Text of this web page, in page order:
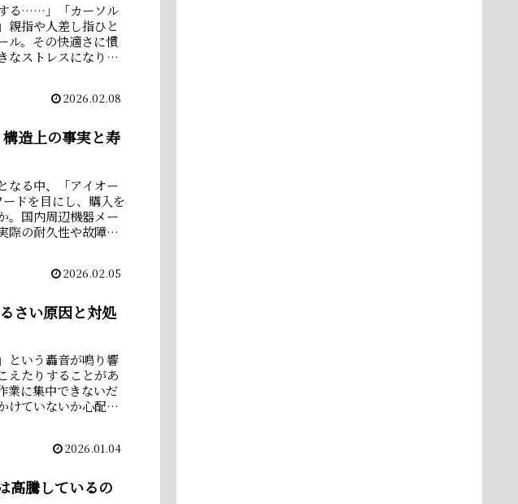
する……」「カーソル
指や人差し指ひと
ル。その快適さに慣
なストレスになりま
2026.02.08
造上の事実と寿
なる中、「アイオー
ドを目にし、購入を
。国内周辺機器メー
際の耐久性や故障
2026.02.05
さい原因と対処
という轟音が鳴り響
えたりすることがあ
業に集中できないだ
けていないか心配に
2026.01.04
高騰しているの